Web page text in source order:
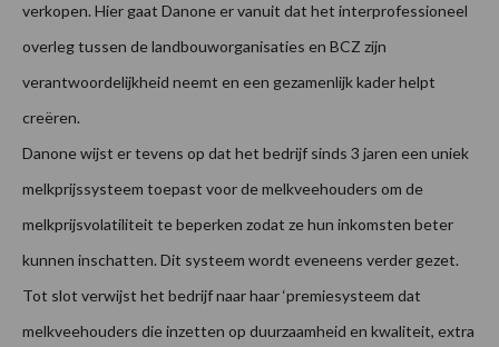
verkopen. Hier gaat Danone er vanuit dat het interprofessioneel
overleg tussen de landbouworganisaties en BCZ zijn
verantwoordelijkheid neemt en een gezamenlijk kader helpt
creëren.
Danone wijst er tevens op dat het bedrijf sinds 3 jaren een uniek
melkprijssysteem toepast voor de melkveehouders om de
melkprijsvolatiliteit te beperken zodat ze hun inkomsten beter
kunnen inschatten. Dit systeem wordt eveneens verder gezet.
Tot slot verwijst het bedrijf naar haar ‘premiesysteem dat
melkveehouders die inzetten op duurzaamheid en kwaliteit, extra